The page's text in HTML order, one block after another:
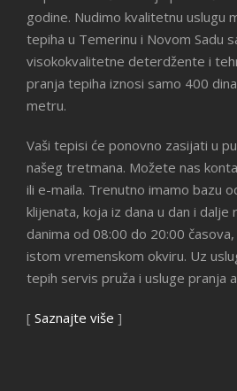
godine. Nudimo kvalitetnu uslugu
tepiha u Temerinu i Novom Sadu
visokokvalitetne deterdžente i
pranja tepiha iznosi samo 400
metru.
Vaši tepisi će ponovno zasijati u
našeg tretmana. Možete nas
ili e-maila. Trenutno imamo bazu
klijenata, koja iz dana u dan i dalje
danima od 08:00 do 20:00
istom vremenskom okviru. Uz
tepih servis pruža i usluge pranja
[ Saznajte više ]